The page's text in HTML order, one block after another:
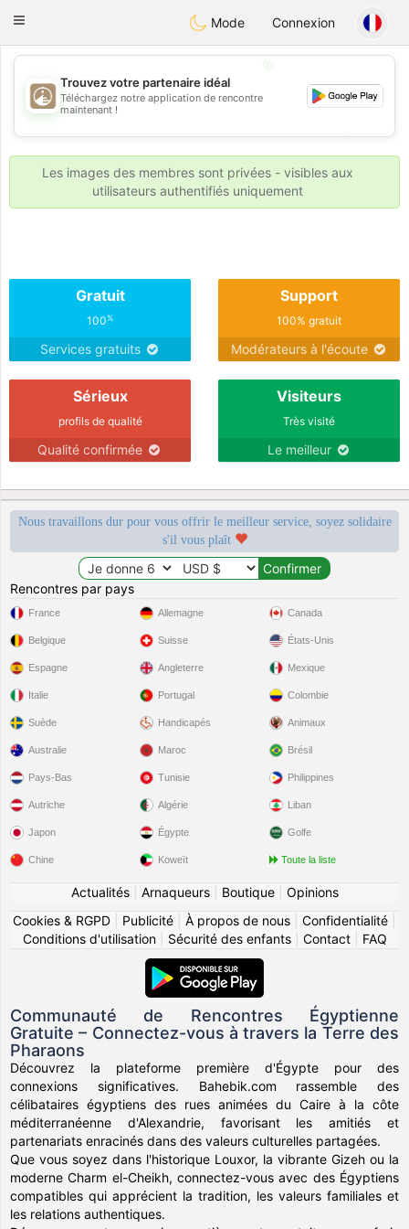
Bahebik
Toggle
Mode Connexion
💖
💕
💕
Trouvez votre partenaire idéal
Téléchargez notre application de rencontre
maintenant !
Les images des membres sont privées - visibles aux
utilisateurs authentifiés uniquement
Gratuit
100%
Services gratuits
Support
100% gratuit
Modérateurs à l'écoute
Sérieux
profils de qualité
Qualité confirmée
Visiteurs
Très visité
Le meilleur
Nous travaillons dur pour vous offrir le meilleur service, soyez solidaire
s'il vous plaît
Rencontres par pays
France
Belgique
Espagne
Italie
Suède
Allemagne
Suisse
Angleterre
Portugal
Handicapés
Canada
États-Unis
Mexique
Colombie
Animaux
Australie
Pays-Bas
Autriche
Japon
Chine
Maroc
Tunisie
Algérie
Égypte
Koweït
Brésil
Philippines
Liban
Golfe
Toute la liste
Actualités| Arnaqueurs| Boutique| Opinions
Cookies & RGPD
Publicité À propos de nous Confidentialité
Conditions d'utilisation| Sécurité des enfants| Contact| FAQ
Communauté de Rencontres Égyptienne
Gratuite – Connectez-vous à travers la Terre des
Pharaons
Découvrez la plateforme première d'Égypte pour des
connexions significatives. Bahebik.com rassemble des
célibataires égyptiens des rues animées du Caire à la côte
méditerranéenne d'Alexandrie, favorisant les amitiés et
partenariats enracinés dans des valeurs culturelles partagées.
Que vous soyez dans l'historique Louxor, la vibrante Gizeh ou la
moderne Charm el-Cheikh, connectez-vous avec des Égyptiens
compatibles qui apprécient la tradition, les valeurs familiales et
les relations authentiques.